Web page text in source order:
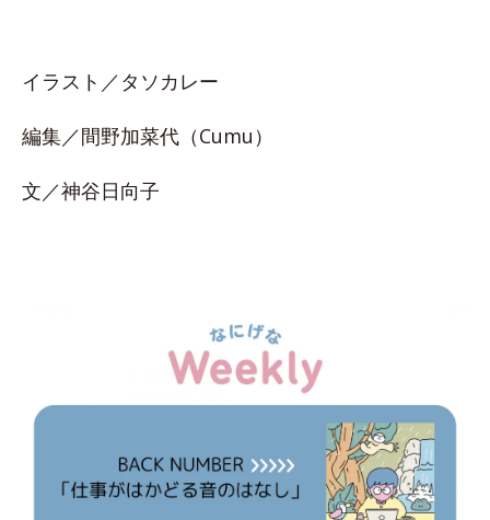
イラスト／タソカレー
編集／間野加菜代（Cumu）
文／神谷日向子